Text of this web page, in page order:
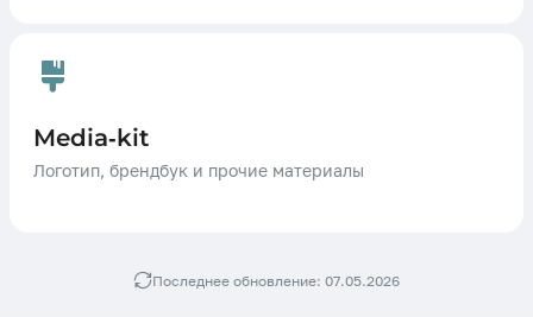
Media-kit
Логотип, брендбук и прочие материалы
Последнее обновление: 07.05.2026